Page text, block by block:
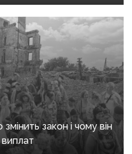
закон і чому він